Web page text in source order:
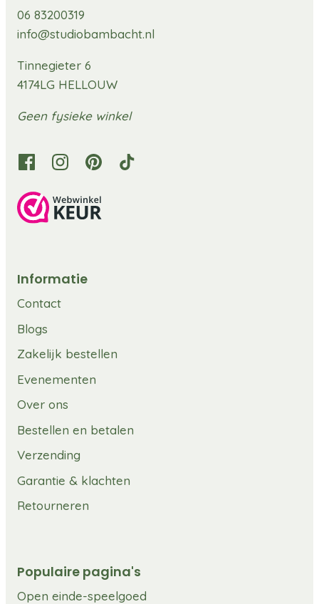
06 83200319
info@studiobambacht.nl
Tinnegieter 6
4174LG HELLOUW
Geen fysieke winkel
Informatie
Contact
Blogs
Zakelijk bestellen
Evenementen
Over ons
Bestellen en betalen
Verzending
Garantie & klachten
Retourneren
Populaire pagina's
Open einde-speelgoed